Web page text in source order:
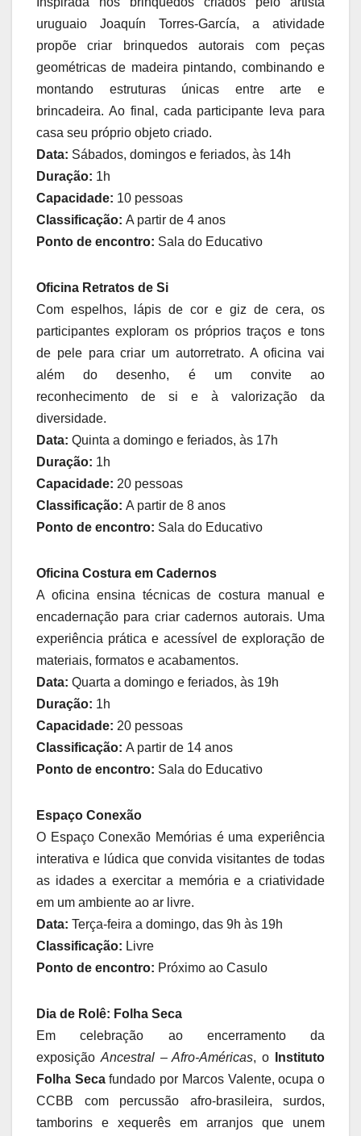
uruguaio Joaquín Torres-García, a atividade
propõe criar brinquedos autorais com peças
geométricas de madeira pintando, combinando e
montando estruturas únicas entre arte e
brincadeira. Ao final, cada participante leva para
casa seu próprio objeto criado.
Data: Sábados, domingos e feriados, às 14h
Duração: 1h
Capacidade: 10 pessoas
Classificação: A partir de 4 anos
Ponto de encontro: Sala do Educativo
Oficina Retratos de Si
Com espelhos, lápis de cor e giz de cera, os
participantes exploram os próprios traços e tons
de pele para criar um autorretrato. A oficina vai
além do desenho, é um convite ao
reconhecimento de si e à valorização da
diversidade.
Data: Quinta a domingo e feriados, às 17h
Duração: 1h
Capacidade: 20 pessoas
Classificação: A partir de 8 anos
Ponto de encontro: Sala do Educativo
Oficina Costura em Cadernos
A oficina ensina técnicas de costura manual e
encadernação para criar cadernos autorais. Uma
experiência prática e acessível de exploração de
materiais, formatos e acabamentos.
Data: Quarta a domingo e feriados, às 19h
Duração: 1h
Capacidade: 20 pessoas
Classificação: A partir de 14 anos
Ponto de encontro: Sala do Educativo
Espaço Conexão
O Espaço Conexão Memórias é uma experiência
interativa e lúdica que convida visitantes de todas
as idades a exercitar a memória e a criatividade
em um ambiente ao ar livre.
Data: Terça-feira a domingo, das 9h às 19h
Classificação: Livre
Ponto de encontro: Próximo ao Casulo
Dia de Rolê: Folha Seca
Em celebração ao encerramento da
exposição Ancestral – Afro-Américas, o
Instituto
Folha Secafundado por Marcos Valente, ocupa o
CCBB com percussão afro-brasileira, surdos,
tamborins e xequerês em arranjos que unem